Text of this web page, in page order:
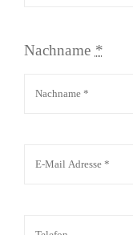
Nachname *